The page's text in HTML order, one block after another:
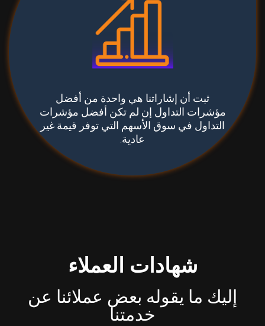
ثبت أن إشاراتنا هي واحدة من أفضل
مؤشرات التداول إن لم تكن أفضل مؤشرات
التداول في سوق الأسهم التي توفر قيمة غير
عادية.
شهادات العملاء
إليك ما يقوله بعض عملائنا عن
خدمتنا